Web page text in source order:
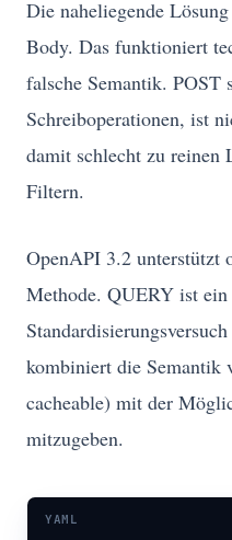
Die naheliegende
Body. Das funktioniert
falsche Semantik. POST
Schreiboperationen, ist
damit schlecht zu reinen
Filtern.
OpenAPI 3.2 unterstützt
Methode. QUERY ist
kombiniert die Semantik
cacheable) mit der
mitzugeben.
YAML